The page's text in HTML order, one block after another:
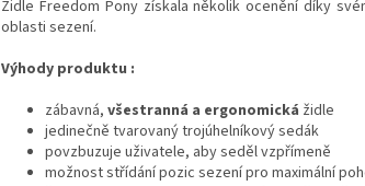
Židle Freedom Pony získala několik ocenění díky
oblasti sezení.
Výhody produktu :
zábavná, všestranná a ergonomická židle
jedinečně tvarovaný trojúhelníkový sedák
povzbuzuje uživatele, aby seděl vzpřímeně
možnost střídání pozic sezení pro maximální